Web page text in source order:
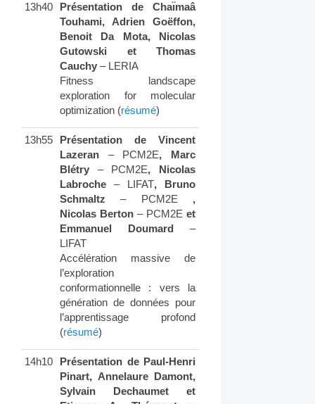
13h40
Présentation de Chaı̈maâ
Touhami, Adrien Goëffon,
Benoit Da Mota, Nicolas
Gutowski et Thomas
Cauchy– LERIA
Fitness landscape
exploration for molecular
optimization (résumé)
13h55
Présentation de Vincent
Lazeran– PCM2E, Marc
Blétry– PCM2E, Nicolas
Labroche– LIFAT, Bruno
Schmaltz – PCM2E ,
Nicolas Berton– PCM2Eet
Emmanuel Doumard –
LIFAT
Accélération massive de
l’exploration
conformationnelle : vers la
génération de données pour
l’apprentissage profond
(résumé)
14h10
Présentation de Paul-Henri
Pinart, Annelaure Damont,
Sylvain Dechaumet et